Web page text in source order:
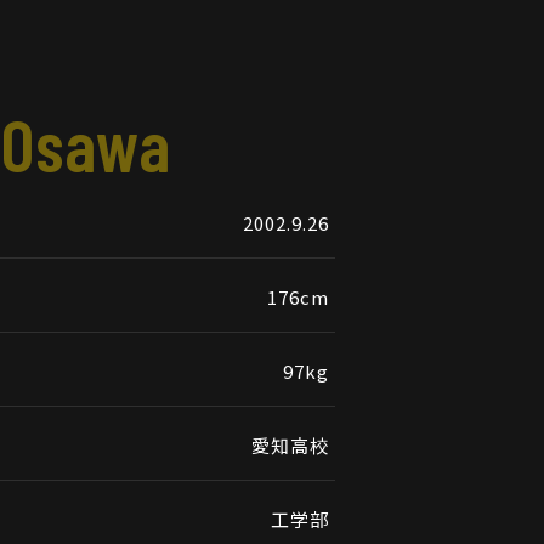
2002.9.26
176cm
97kg
愛知高校
工学部